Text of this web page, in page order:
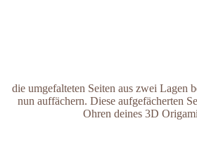
die umgefalteten Seiten aus zwei Lagen
nun auffächern. Diese aufgefächerten
Ohren deines 3D